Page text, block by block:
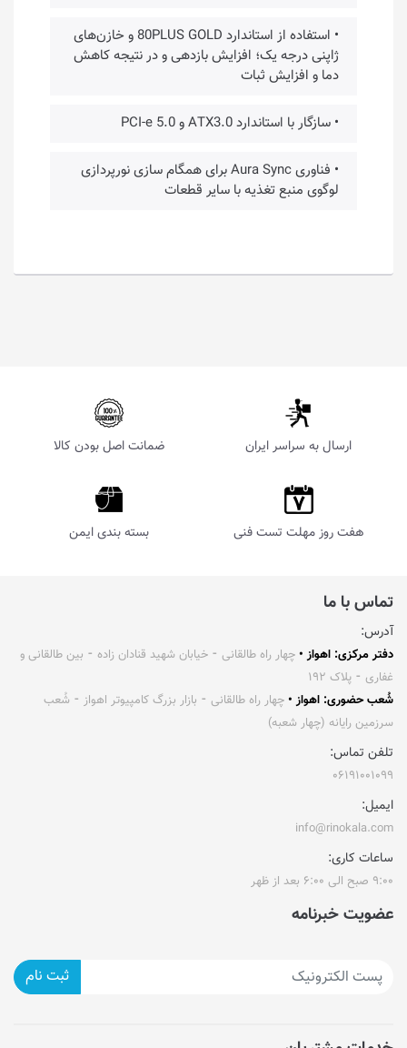
• استفاده از استاندارد 80PLUS GOLD و خازن‌های
ژاپنی درجه یک؛ افزایش بازدهی و در نتیجه کاهش
دما و افزایش ثبات
• سازگار با استاندارد ATX3.0 و PCI-e 5.0
• فناوری Aura Sync برای همگام سازی نورپردازی
لوگوی منبع تغذیه با سایر قطعات
ارسال به سراسر ایران ضمانت اصل بودن کالا
هفت روز مهلت تست فنی بسته بندی ایمن
تماس با ما
آدرس:
دفتر مرکزی: اهواز • چهار راه طالقانی ⁃ خیابان شهید قنادان زاده ⁃ بین طالقانی و
غفاری ⁃ پلاک ۱۹۲
شُعب حضوری: اهواز • چهار راه طالقانی ⁃ بازار بزرگ کامپیوتر اهواز ⁃ شُعب
سرزمین رایانه (چهار شعبه)
تلفن تماس:
۰۶۱۹۱۰۰۱۰۹۹
ایمیل:
info@rinokala.com
ساعات کاری:
۹:۰۰ صبح الی ۶:۰۰ بعد از ظهر
عضویت خبرنامه
ثبت نام